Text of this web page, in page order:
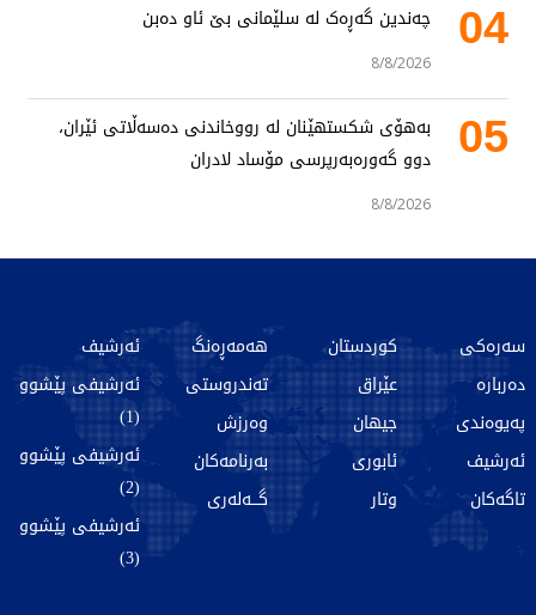
04 چەندین گەڕەک لە سلێمانی بێ ئاو دەبن
8/8/2026
05
بەهۆی شکستهێنان لە رووخاندنی دەسەڵاتی ئێران،
دوو گەورەبەرپرسی مۆساد لادران
8/8/2026
سەرەکی
دەربارە
پەیوەندی
ئەرشیف
تاگەکان
کوردستان
عێراق
جیهان
ئابوری
وتار
هەمەڕەنگ
تەندروستی
وەرزش
بەرنامەکان
گـــەلەری
ئەرشیف
ئەرشیفی پێشوو
(1)
ئەرشیفی پێشوو
(2)
ئەرشیفی پێشوو
(3)